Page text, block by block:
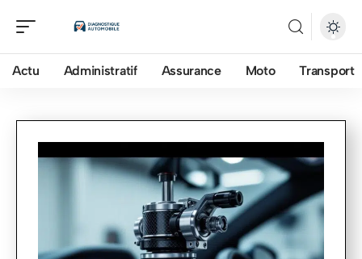
Actu Administratif Assurance Moto Transport